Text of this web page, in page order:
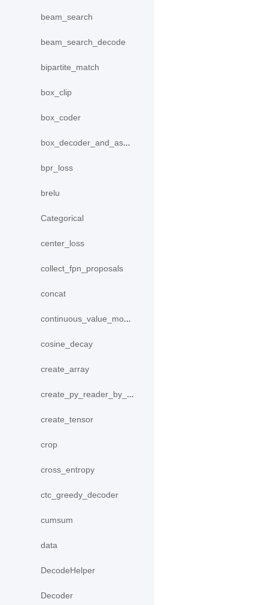
beam_search
beam_search_decode
bipartite_match
box_clip
box_coder
box_decoder_and_assign
bpr_loss
brelu
Categorical
center_loss
collect_fpn_proposals
concat
continuous_value_model
cosine_decay
create_array
create_py_reader_by_data
create_tensor
crop
cross_entropy
ctc_greedy_decoder
cumsum
data
DecodeHelper
Decoder